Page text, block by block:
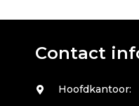
Contact
Hoofdkantoor: